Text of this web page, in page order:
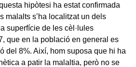
hipòtesi ha estat confirmada
malalts s’ha localitzat un dels
superfície de les cèl·lules
que en la població en general es
del 8%. Així, hom suposa que hi ha
a patir la malaltia, però no se